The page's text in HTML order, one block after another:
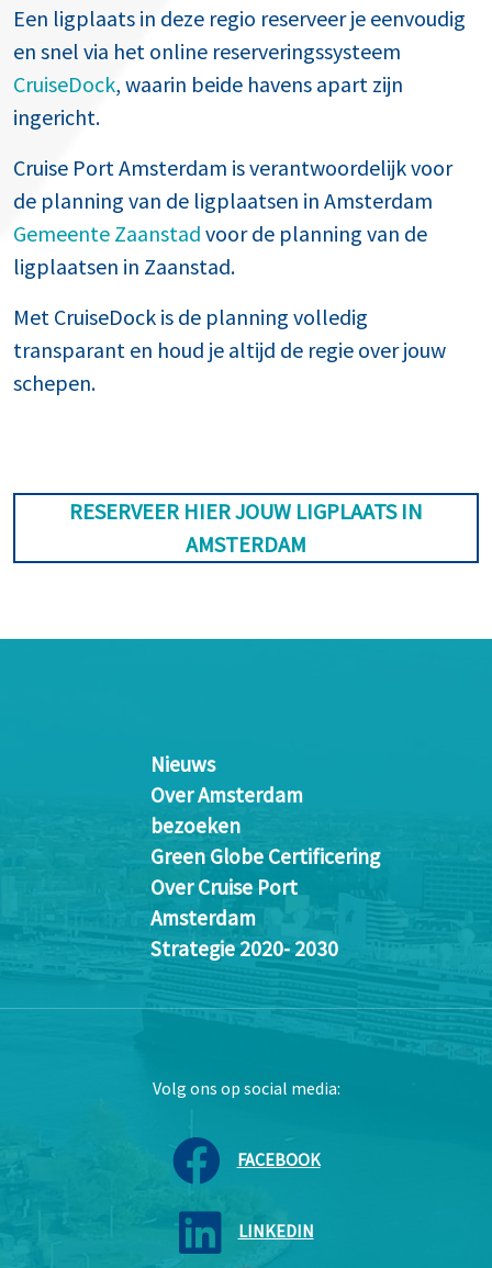
Een ligplaats in deze regio reserveer je eenvoudig
en snel via het online reserveringssysteem
CruiseDock, waarin beide havens apart zijn
ingericht.
Cruise Port Amsterdam is verantwoordelijk voor
de planning van de ligplaatsen in Amsterdam
Gemeente Zaanstad voor de planning van de
ligplaatsen in Zaanstad.
Met CruiseDock is de planning volledig
transparant en houd je altijd de regie over jouw
schepen.
RESERVEER HIER JOUW LIGPLAATS IN
AMSTERDAM
Nieuws
Over Amsterdam
bezoeken
Green Globe Certificering
Over Cruise Port
Amsterdam
Strategie 2020- 2030
Volg ons op social media:
FACEBOOK
LINKEDIN